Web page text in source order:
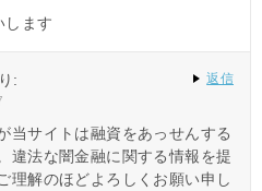
します
:
当サイトは融資をあっせんする
違法な闇金融に関する情報を提
理解のほどよろしくお願い申し
返信